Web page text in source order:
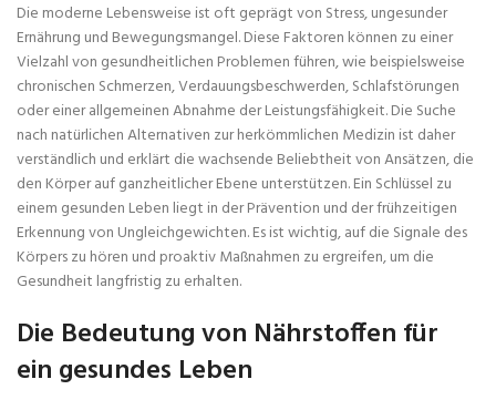
Die moderne Lebensweise ist oft geprägt von Stress, ungesunder
Ernährung und Bewegungsmangel. Diese Faktoren können zu einer
Vielzahl von gesundheitlichen Problemen führen, wie beispielsweise
chronischen Schmerzen, Verdauungsbeschwerden, Schlafstörungen
oder einer allgemeinen Abnahme der Leistungsfähigkeit. Die Suche
nach natürlichen Alternativen zur herkömmlichen Medizin ist daher
verständlich und erklärt die wachsende Beliebtheit von Ansätzen, die
den Körper auf ganzheitlicher Ebene unterstützen. Ein Schlüssel zu
einem gesunden Leben liegt in der Prävention und der frühzeitigen
Erkennung von Ungleichgewichten. Es ist wichtig, auf die Signale des
Körpers zu hören und proaktiv Maßnahmen zu ergreifen, um die
Gesundheit langfristig zu erhalten.
Die Bedeutung von Nährstoffen für
ein gesundes Leben